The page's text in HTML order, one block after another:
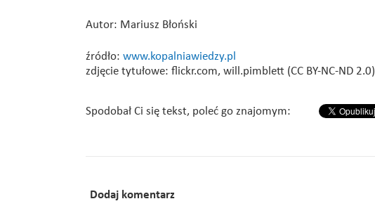
Autor: Mariusz Błoński
źródło: www.kopalniawiedzy.pl
zdjęcie tytułowe: flickr.com, will.pimblett (CC BY-NC-ND 2.0)
Spodobał Ci się tekst, poleć go znajomym:
Dodaj komentarz